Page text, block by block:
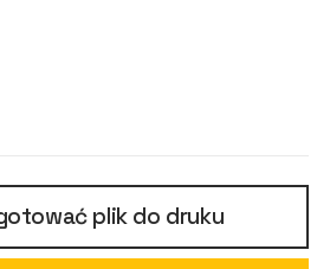
plik do druku